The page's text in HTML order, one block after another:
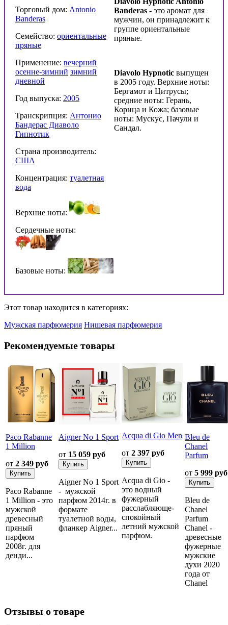
Торговый дом: Antonio
Banderas
Семейство: ориентальные
пряные
Применение: вечерний
осенне-зимний зимний
дневной
Год выпуска: 2005
Транскрипция: Антонио
Бандерас Диаволо
Гипнотик
Страна производитель:
США
Концентрация: туалетная
вода
Верхние ноты:
Сердечные ноты:
Базовые ноты:
Banderas - это аромат для
мужчин, он принадлежит к
группе ориентальные
пряные.
Diavolo Hypnotic выпущен
в 2005 году. Верхние ноты:
Бергамот и Цитрусы;
средние ноты: Герань,
Корица и Кожа; базовые
ноты: Мускус, Пачули и
Сандал.
Этот товар находится в категориях:
Мужская парфюмерия Нишевая парфюмерия
Рекомендуемые товары
Paco Rabanne
1 Million
от 2 349 руб
Paco Rabanne
1 Million - это
мужской
древесный
пряный
парфюм
2008г. для
денди...
Aigner No 1 Sport
от 15 059 руб
Aigner No 1 Sport
- мужской
парфюм 2014г. в
формате
туалетной воды,
фланкер Aigner...
Acqua di Gio Men
от 2 397 руб
Acqua di Gio -
это водный
фужерный
расслабляюще-
спокойный
летний мужской
парфюм.
Bleu de
Chanel
Parfum
от 5 999 руб
Bleu de
Chanel
Parfum
Chanel -
древесные
фужерные
мужские
духи 2020
года от
Chanel
Отзывы о товаре